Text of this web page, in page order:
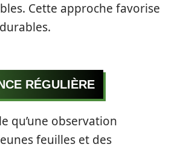
Cette approche favorise
RÉGULIÈRE
qu’une observation
feuilles et des